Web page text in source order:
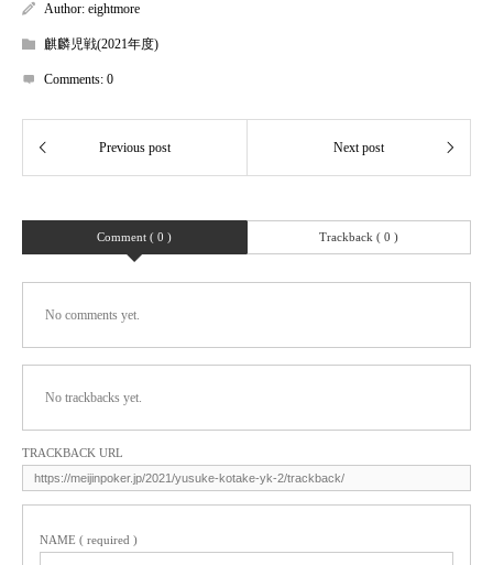
Author: eightmore
麒麟児戦(2021年度)
Comments: 0
Comment ( 0 ) Trackback ( 0 )
No comments yet.
No trackbacks yet.
TRACKBACK URL
NAME ( required )